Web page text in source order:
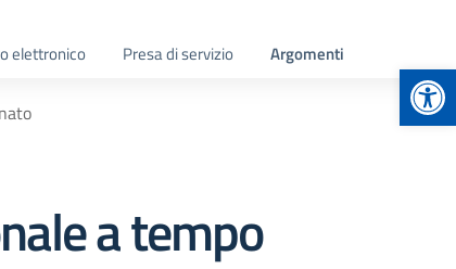
elettronico Presa di servizio Argomenti
a tempo